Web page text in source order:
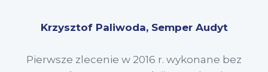
Krzysztof Paliwoda, Semper Audyt
Pierwsze zlecenie w 2016 r. wykonane bez